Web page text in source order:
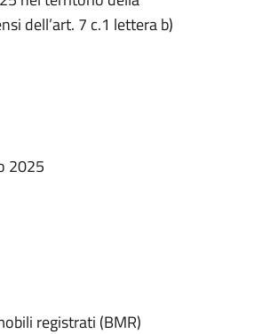
dell’art. 7 c.1 lettera b)
2025
registrati (BMR)